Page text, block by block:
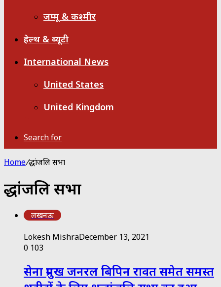
जम्मू & कश्मीर
हेल्थ & ब्यूटी
International News
United States
United Kingdom
Search for
Home/श्रद्धांजलि सभा
श्रद्धांजलि सभा
लखनऊ
Lokesh MishraDecember 13, 2021
0 103
सेना प्रमुख जनरल बिपिन रावत समेत समस्त